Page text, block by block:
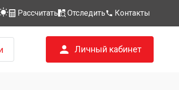
Рассчитать Отследить Контакты
Личный кабинет